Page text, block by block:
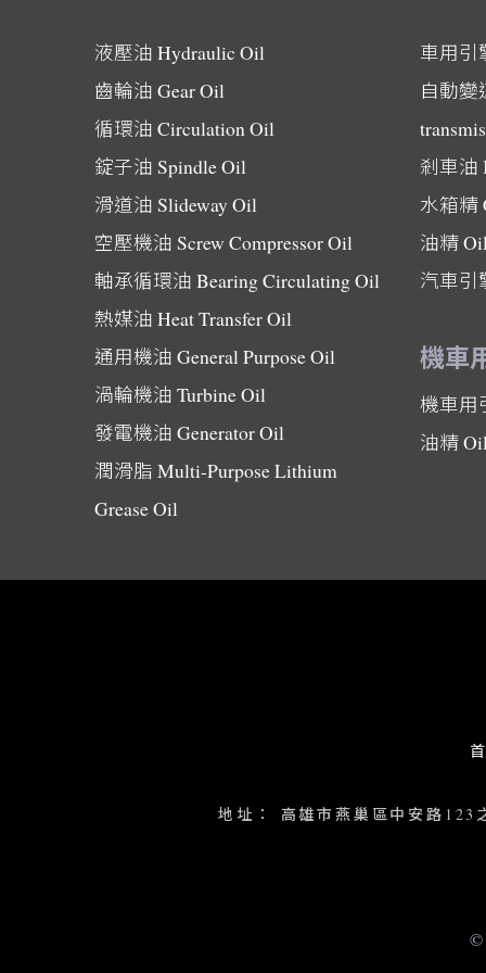
液壓油 Hydraulic Oil
齒輪油 Gear Oil
循環油 Circulation Oil
錠子油 Spindle Oil
滑道油 Slideway Oil
空壓機油 Screw Compressor Oil
軸承循環油 Bearing Circulating Oil
熱媒油 Heat Transfer Oil
通用機油 General Purpose Oil
渦輪機油 Turbine Oil
發電機油 Generator Oil
潤滑脂 Multi-Purpose Lithium
Grease Oil
車用引
自動變
剎車油
水箱精
油精
汽車引
機車
機車用
油精
地址： 高雄市燕巢區中安路123
©